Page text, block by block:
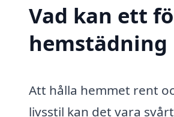
Vad kan ett
Att hålla hemmet rent
livsstil kan det vara